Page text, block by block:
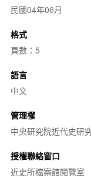
民國04年06月
格式
頁數：5
語言
中文
管理權
中央研究院近代史研
授權聯絡窗口
近史所檔案館閱覽室